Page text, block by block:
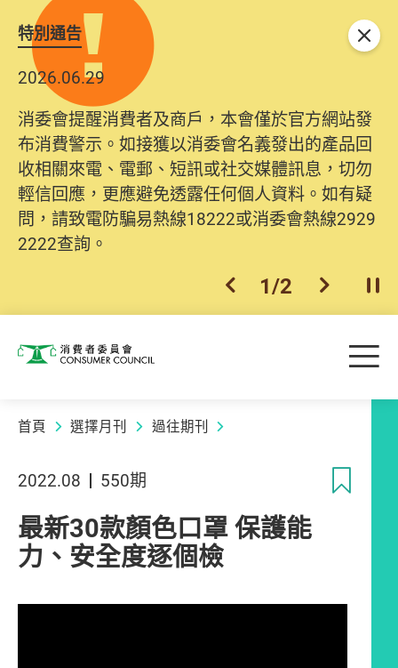
特別通告
2026.06.29
消委會提醒消費者及商戶，本會僅於官方網站發
布消費警示。如接獲以消委會名義發出的產品回
收相關來電、電郵、短訊或社交媒體訊息，切勿
輕信回應，更應避免透露任何個人資料。如有疑
問，請致電防騙易熱線18222或消委會熱線2929
2222查詢。
上一個
1/2 下一個開
關閉
消費者委員會 目
首頁 選擇月刊 過往期刊
2022.08 550期
最新30款顏色口罩 保護能
力、安全度逐個檢